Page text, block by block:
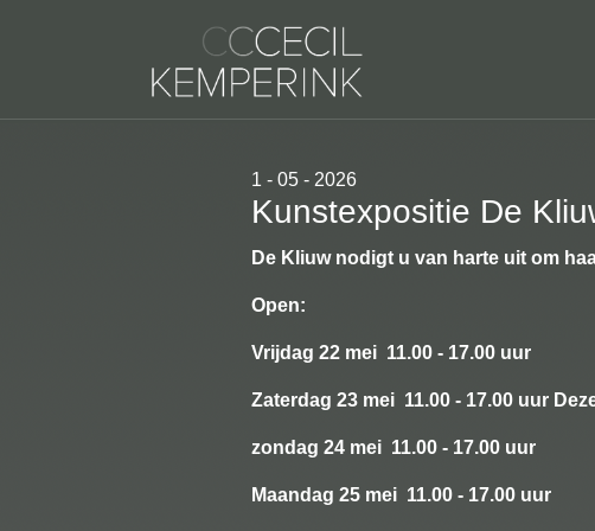
1 - 05 - 2026
Kunstexpositie De
De Kliuw nodigt u van harte uit om
Open:
Vrijdag 22 mei 11.00 - 17.00 uur
Zaterdag 23 mei 11.00 - 17.00 uur
zondag 24 mei 11.00 - 17.00 uur
Maandag 25 mei 11.00 - 17.00 uur